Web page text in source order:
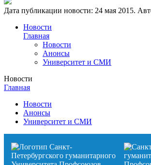
Дата публикации новости: 24 мая 2015.
Новости
Главная
Новости
Анонсы
Университет и СМИ
Новости
Главная
Новости
Анонсы
Университет и СМИ